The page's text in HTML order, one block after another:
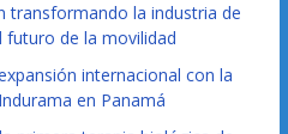
transformando la industria de
futuro de la movilidad
internacional con la
en Panamá